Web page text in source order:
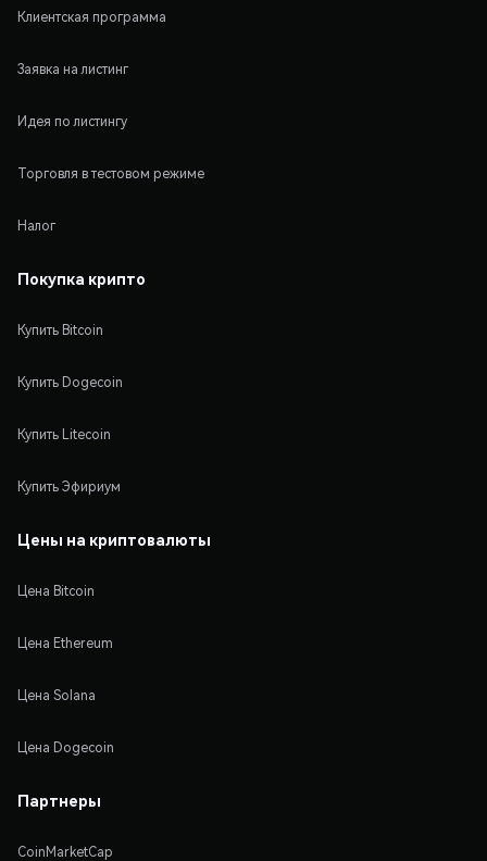
Клиентская программа
Заявка на листинг
Идея по листингу
Торговля в тестовом режиме
Налог
Покупка крипто
Купить Bitcoin
Купить Dogecoin
Купить Litecoin
Купить Эфириум
Цены на криптовалюты
Цена Bitcoin
Цена Ethereum
Цена Solana
Цена Dogecoin
Партнеры
CoinMarketCap